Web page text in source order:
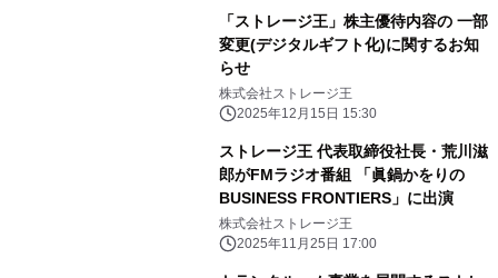
「ストレージ王」株主優待内容の 一部
変更(デジタルギフト化)に関するお知
らせ
株式会社ストレージ王
2025年12月15日 15:30
ストレージ王 代表取締役社長・荒川滋
郎がFMラジオ番組 「眞鍋かをりの
BUSINESS FRONTIERS」に出演
株式会社ストレージ王
2025年11月25日 17:00